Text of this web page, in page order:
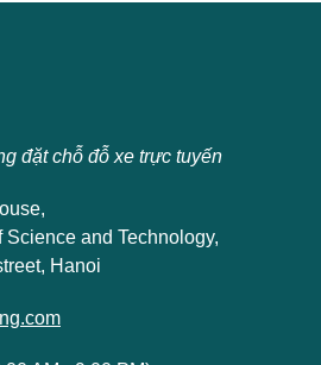
đặt chỗ đỗ xe trực tuyến
and Technology,
Hanoi